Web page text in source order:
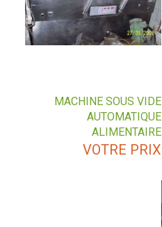
MACHINE SOUS VIDE
AUTOMATIQUE
ALIMENTAIRE
VOTRE PRIX